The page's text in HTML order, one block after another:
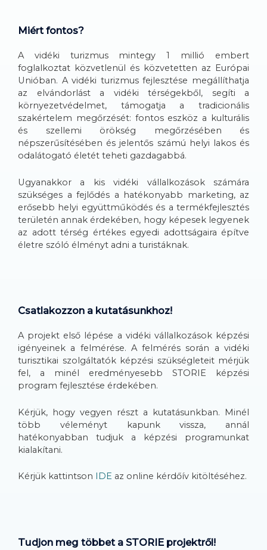
Miért fontos?
A vidéki turizmus mintegy 1 millió embert
foglalkoztat közvetlenül és közvetetten az Európai
Unióban. A vidéki turizmus fejlesztése megállíthatja
az elvándorlást a vidéki térségekből, segíti a
környezetvédelmet, támogatja a tradicionális
szakértelem megőrzését: fontos eszköz a kulturális
és szellemi örökség megőrzésében és
népszerűsítésében és jelentős számú helyi lakos és
odalátogató életét teheti gazdagabbá.
Ugyanakkor a kis vidéki vállalkozások számára
szükséges a fejlődés a hatékonyabb marketing, az
erősebb helyi együttműködés és a termékfejlesztés
területén annak érdekében, hogy képesek legyenek
az adott térség értékes egyedi adottságaira építve
életre szóló élményt adni a turistáknak.
Csatlakozzon a kutatásunkhoz!
A projekt első lépése a vidéki vállalkozások képzési
igényeinek a felmérése. A felmérés során a vidéki
turisztikai szolgáltatók képzési szükségleteit mérjük
fel, a minél eredményesebb STORIE képzési
program fejlesztése érdekében.
Kérjük, hogy vegyen részt a kutatásunkban. Minél
több véleményt kapunk vissza, annál
hatékonyabban tudjuk a képzési programunkat
kialakítani.
Kérjük kattintson IDE az online kérdőív kitöltéséhez.
Tudjon meg többet a STORIE projektről!